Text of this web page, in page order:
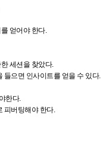
얻어야 한다.
세션을 찾았다.
으면 인사이트를 얻을 수 있다.
한다.
피버팅해야 한다.